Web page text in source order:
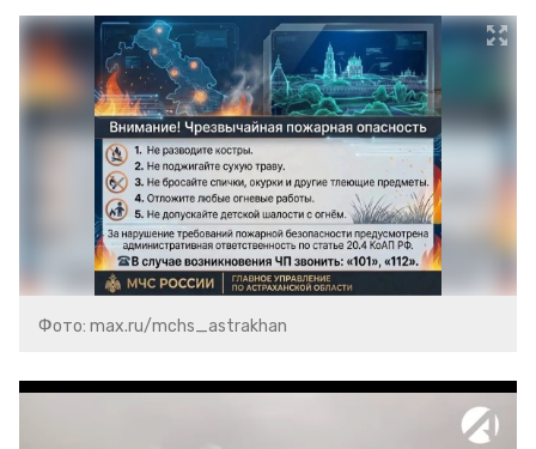
Фото: max.ru/mchs_astrakhan